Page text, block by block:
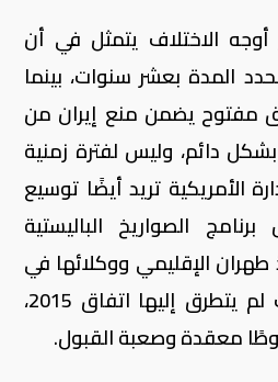
الاختلاف يتمثل في أن
المدة بعشر سنوات، بينما
مفتوح يضمن منع إيران من
دائم، وليس لفترة زمنية
الأمريكية تريد أيضًا توسيع
الصواريخ الباليستية
طهران الإقليمي ووكلائها في
المنطقة، وهي ملفات لم يتطرق إليها اتفاق 2015،
معقدة وصعبة القبول.